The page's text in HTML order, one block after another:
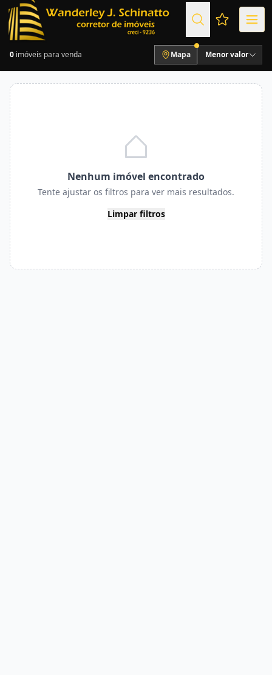
Favoritos
0 imóveis para venda Mapa Menor valor
Nenhum imóvel encontrado
Tente ajustar os filtros para ver mais resultados.
Limpar filtros